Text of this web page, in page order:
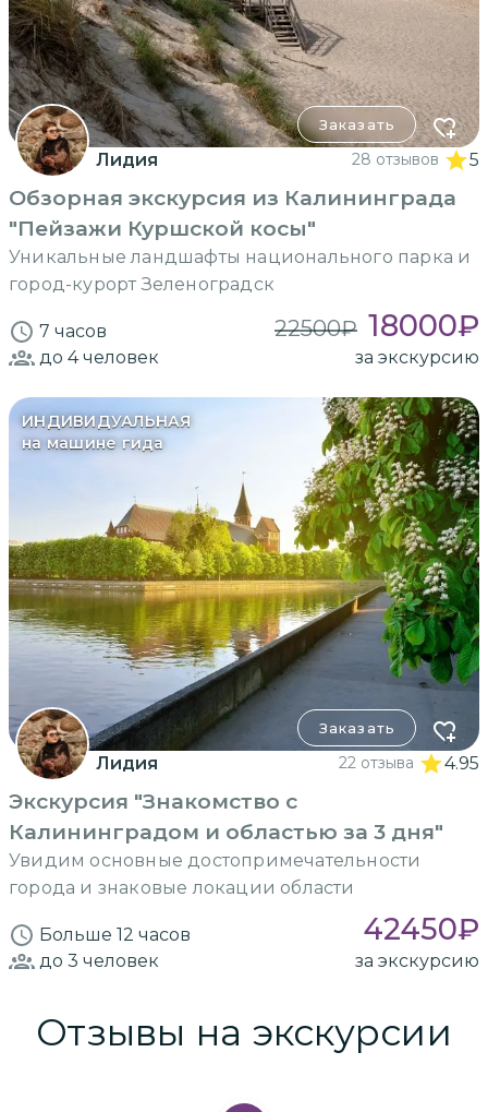
Заказать
Лидия 28 отзывов 5
Обзорная экскурсия из Калининграда
"Пейзажи Куршской косы"
Уникальные ландшафты национального парка и
город-курорт Зеленоградск
7 часов 22500₽ 18000₽
до 4человек за экскурсию
ИНДИВИДУАЛЬНАЯ
на машине гида
Заказать
Лидия 22 отзыва 4.95
Экскурсия "Знакомство с
Калининградом и областью за 3 дня"
Увидим основные достопримечательности
города и знаковые локации области
Больше 12 часов 42450₽
до 3 человек за экскурсию
Отзывы на экскурсии